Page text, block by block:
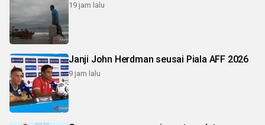
19 jam lalu
Janji John Herdman seusai Piala AFF 2026
9 jam lalu